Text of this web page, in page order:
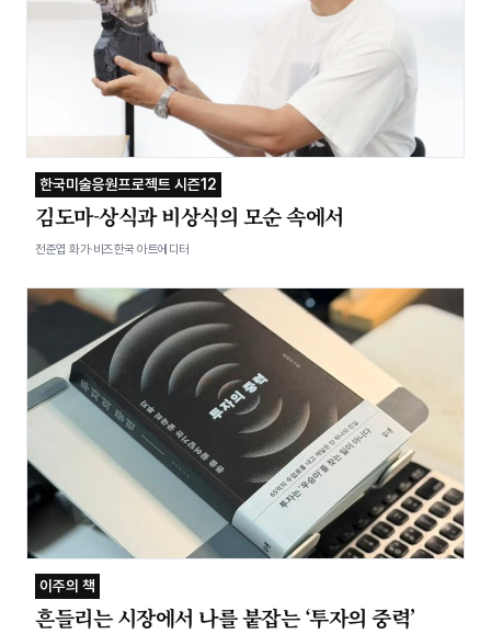
한국미술응원프로젝트 시즌12
김도마-상식과 비상식의 모순 속에서
전준엽 화가·비즈한국 아트에디터
이주의 책
흔들리는 시장에서 나를 붙잡는 ‘투자의 중력’